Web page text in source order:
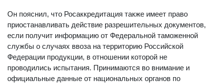
Он пояснил, что Росаккредитация также имеет право
приостанавливать действие разрешительных документов,
если получит информацию от Федеральной таможенной
службы о случаях ввоза на территорию Российской
Федерации продукции, в отношении которой не
проводились испытания. Принимаются во внимание и
официальные данные от национальных органов по